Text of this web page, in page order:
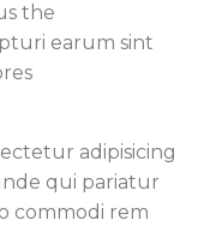
the
earum sint
adipisicing
qui pariatur
commodi rem